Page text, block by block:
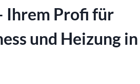
Ihrem Profi für
und Heizung in